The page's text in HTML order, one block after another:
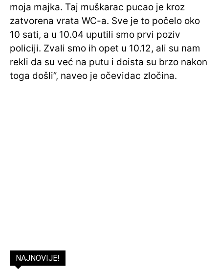
moja majka. Taj muškarac pucao je kroz
zatvorena vrata WC-a. Sve je to počelo oko
10 sati, a u 10.04 uputili smo prvi poziv
policiji. Zvali smo ih opet u 10.12, ali su nam
rekli da su već na putu i doista su brzo nakon
toga došli”, naveo je očevidac zločina.
NAJNOVIJE!